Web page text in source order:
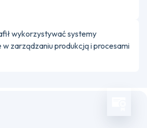
wykorzystywać systemy
zarządzaniu produkcją i procesami